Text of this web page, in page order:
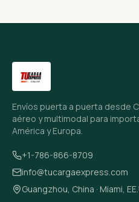
Envíos puerta a puerta desde
aéreo y multimodal para
América y Europa.
+1-786-866-8709
info@tucargaexpress.com
Guangzhou, China · Miami,